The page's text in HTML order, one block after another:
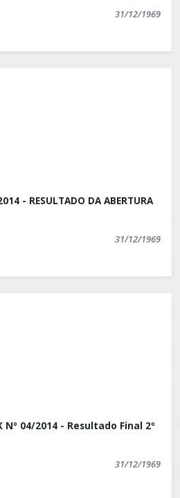
31/12/1969
- RESULTADO DA ABERTURA
31/12/1969
Nº 04/2014 - Resultado Final 2º
31/12/1969